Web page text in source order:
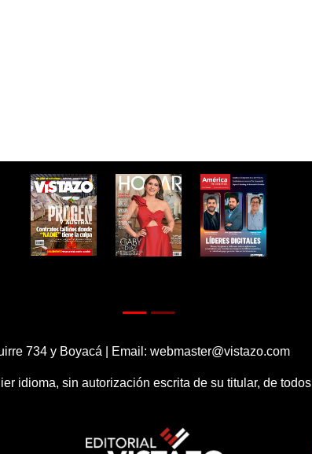
734 y Boyacá | Email: webmaster@vistazo.com
idioma, sin autorización escrita de su titular, de